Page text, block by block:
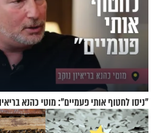
"ניסו לחטוף אותי פעמיים": מוטי כהנא